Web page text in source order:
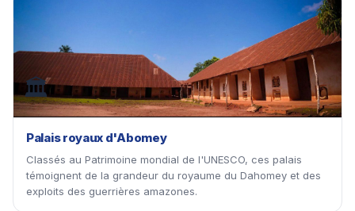
🏛
Palais royaux d'Abomey
Classés au Patrimoine mondial de l'UNESCO, ces palais
témoignent de la grandeur du royaume du Dahomey et des
exploits des guerrières amazones.